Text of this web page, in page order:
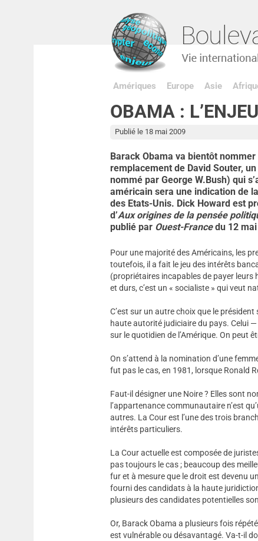
Amériques Europe Asie
OBAMA :
Publié le 18 mai 2009
Barack Obama va bientôt
remplacement de David Souter,
nommé par George W.Bush) qui
américain sera une indication de
des Etats-Unis. Dick Howard est
d’Aux origines de la pensée
publié par Ouest-Francedu 12 mai
Pour une majorité des Américains, les
toutefois, il a fait le jeu des intérêts
(propriétaires incapables de payer leurs
et durs, c’est un « socialiste » qui veut
C’est sur un autre choix que le
haute autorité judiciaire du pays. Celui
sur le quotidien de l’Amérique. On peut
On s’attend à la nomination d’une
fut pas le cas, en 1981, lorsque Ronald
Faut-il désigner une Noire ? Elles sont
l’appartenance communautaire n’est
autres. La Cour est l’une des trois
intérêts particuliers.
La Cour actuelle est composée de
pas toujours le cas ; beaucoup des
fur et à mesure que le droit est devenu
fourni des candidats à la haute
plusieurs des candidates potentielles
Or, Barack Obama a plusieurs fois
est vulnérable ou désavantagé. Va-t-il